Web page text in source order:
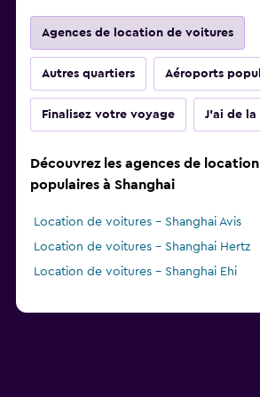
Agences de location de voitures
Autres quartiers Aéroports
Finalisez votre voyage J'ai de la
Découvrez les agences de
populaires à Shanghai
Location de voitures - Shanghai Avis
Location de voitures - Shanghai Hertz
Location de voitures - Shanghai Ehi